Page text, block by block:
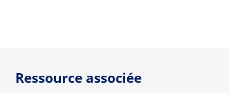
Ressource associée